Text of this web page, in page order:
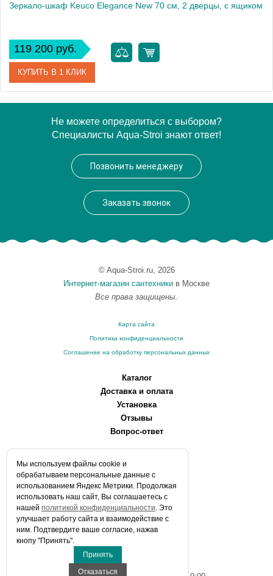
Зеркало-шкаф Keuco Elegance New 70 см, 2 дверцы, с ящиком
119 200 руб.
КУПИТЬ В 1 КЛИК
21602171302 (21602 171302)
Elegance New
Не можете определиться с выбором?
Специалисты Aqua-Stroi знают ответ!
Позвонить менеджеру
Заказать звонок
© Aqua-Stroi.ru, 2026
Интернет-магазин сантехники в Москве
Все права защищены.
Карта сайта
Политика конфиденциальности
Соглашение на обработку персональных данных
Каталог
Доставка и оплата
Установка
Отзывы
Вопрос-ответ
Сервисные центры
Контакты
Статьи
Телефоны:
E-mail:info@aqua-stroi.ru
Мы используем файлы сookie и
обрабатываем персональные данные с
использованием Яндекс Метрики. Продолжая
использовать наш сайт, Вы соглашаетесь с
нашей политикой конфиденциальности. Это
улучшает работу сайта и взаимодействие с
ним. Подтвердите ваше согласие, нажав
кнопу "Принять".
Принять
Отказаться